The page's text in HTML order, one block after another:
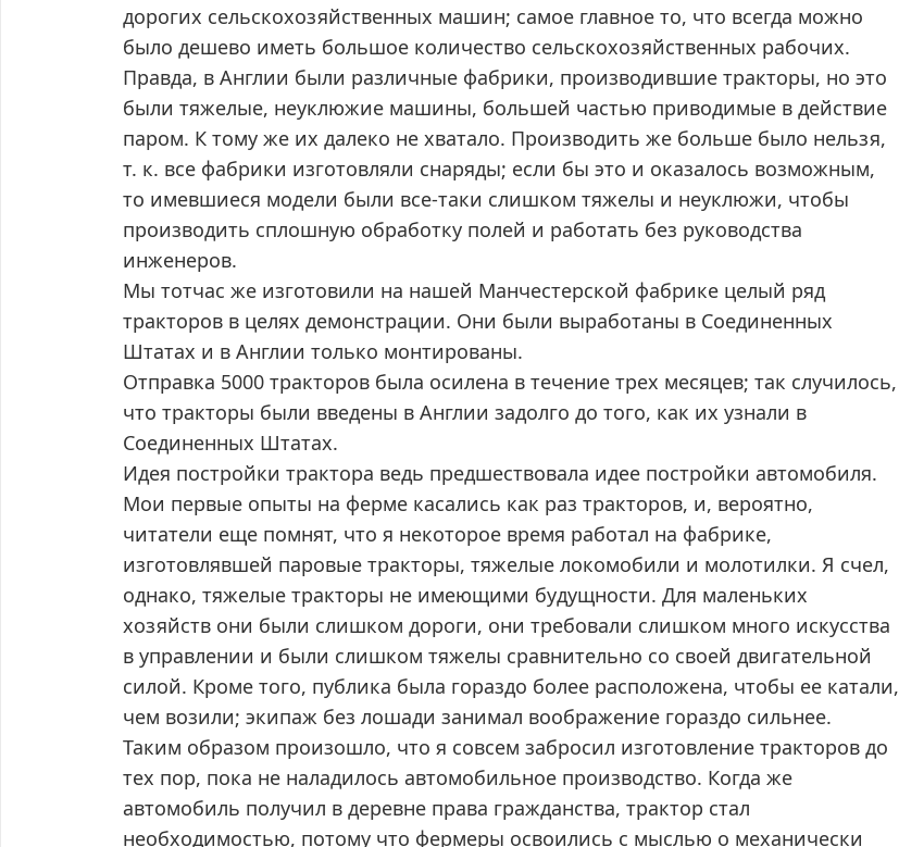
дорогих сельскохозяйственных машин; самое главное то, что всегда можно
было дешево иметь большое количество сельскохозяйственных рабочих.
Правда, в Англии были различные фабрики, производившие тракторы, но это
были тяжелые, неуклюжие машины, большей частью приводимые в действие
паром. К тому же их далеко не хватало. Производить же больше было нельзя,
т. к. все фабрики изготовляли снаряды; если бы это и оказалось возможным,
то имевшиеся модели были все-таки слишком тяжелы и неуклюжи, чтобы
производить сплошную обработку полей и работать без руководства
инженеров.
Мы тотчас же изготовили на нашей Манчестерской фабрике целый ряд
тракторов в целях демонстрации. Они были выработаны в Соединенных
Штатах и в Англии только монтированы.
Отправка 5000 тракторов была осилена в течение трех месяцев; так случилось,
что тракторы были введены в Англии задолго до того, как их узнали в
Соединенных Штатах.
Идея постройки трактора ведь предшествовала идее постройки автомобиля.
Мои первые опыты на ферме касались как раз тракторов, и, вероятно,
читатели еще помнят, что я некоторое время работал на фабрике,
изготовлявшей паровые тракторы, тяжелые локомобили и молотилки. Я счел,
однако, тяжелые тракторы не имеющими будущности. Для маленьких
хозяйств они были слишком дороги, они требовали слишком много искусства
в управлении и были слишком тяжелы сравнительно со своей двигательной
силой. Кроме того, публика была гораздо более расположена, чтобы ее катали,
чем возили; экипаж без лошади занимал воображение гораздо сильнее.
Таким образом произошло, что я совсем забросил изготовление тракторов до
тех пор, пока не наладилось автомобильное производство. Когда же
автомобиль получил в деревне права гражданства, трактор стал
необходимостью, потому что фермеры освоились с мыслью о механически